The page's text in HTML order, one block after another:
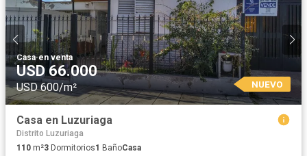
Casa·en venta
USD 66.000
USD 600/m² NUEVO
Casa en Luzuriaga
Distrito Luzuriaga
110 m²3 Dormitorios1 BañoCasa